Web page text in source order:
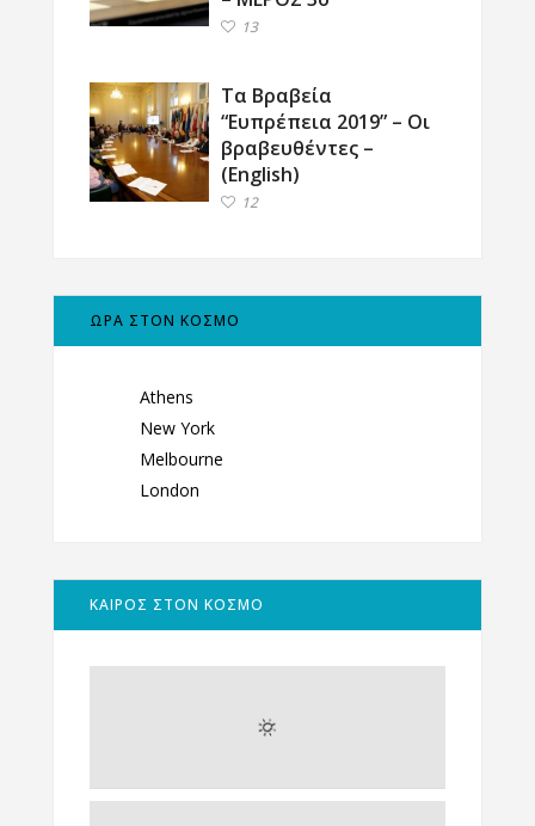
13
Τα Βραβεία
“Ευπρέπεια 2019” – Οι
βραβευθέντες –
(English)
12
ΩΡΑ ΣΤΟΝ ΚΟΣΜΟ
Athens
New York
Melbourne
London
ΚΑΙΡΟΣ ΣΤΟΝ ΚΟΣΜΟ